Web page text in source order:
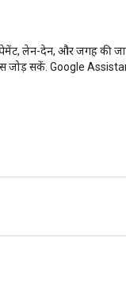
देन, और जगह की
जोड़ सकें. Google